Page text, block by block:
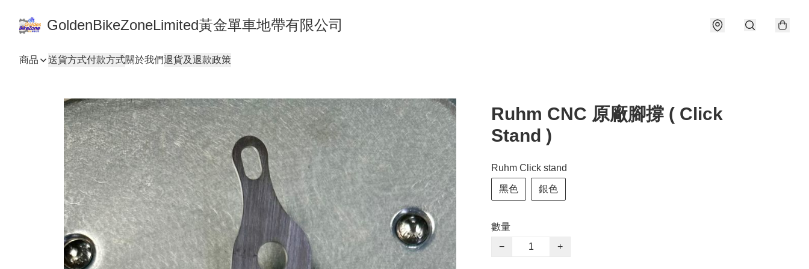
GoldenBikeZoneLimited黃金單車地帶有限公司
商品 送貨方式付款方式關於我們退貨及退款政策
Ruhm CNC 原廠腳撐 ( Click
Stand )
Ruhm Click stand
黑色 銀色
數量
−
+